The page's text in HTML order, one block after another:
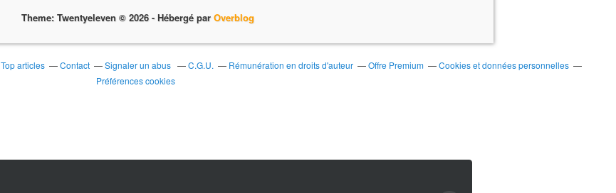
Theme: Twentyeleven © 2026 - Hébergé par Overblog
Top articles Contact Signaler un abus C.G.U. Rémunération en droits d'auteur Offre Premium
Cookies et données personnelles
Préférences cookies